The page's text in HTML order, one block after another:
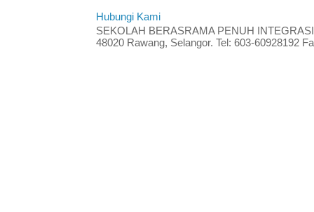
Hubungi Kami
SEKOLAH BERASRAMA PENUH
48020 Rawang, Selangor. Tel: 603-60928192